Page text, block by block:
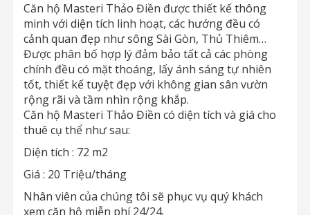
Căn hộ Masteri Thảo Điền được thiết kế thông
minh với diện tích linh hoạt, các hướng đều có
cảnh quan đẹp như sông Sài Gòn, Thủ Thiêm…
Được phân bố hợp lý đảm bảo tất cả các phòng
chính đều có mặt thoáng, lấy ánh sáng tự nhiên
tốt, thiết kế tuyệt đẹp với không gian sân vườn
rộng rãi và tầm nhìn rộng khắp.
Căn hộ Masteri Thảo Điền có diện tích và giá cho
thuê cụ thể như sau:
Diện tích : 72 m2
Giá : 20 Triệu/tháng
Nhân viên của chúng tôi sẽ phục vụ quý khách
xem căn hộ miễn phí 24/24.